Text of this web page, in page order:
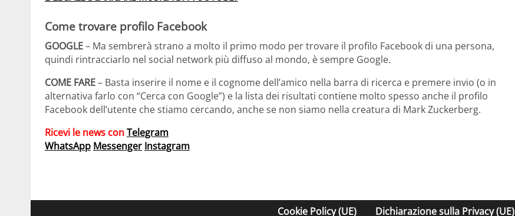
Come trovare profilo Facebook
GOOGLE– Ma sembrerà strano a molto il primo modo per trovare il profilo Facebook di una persona,
quindi rintracciarlo nel social network più diffuso al mondo, è sempre Google.
COME FARE– Basta inserire il nome e il cognome dell’amico nella barra di ricerca e premere invio (o in
alternativa farlo con “Cerca con Google”) e la lista dei risultati contiene molto spesso anche il profilo
Facebook dell’utente che stiamo cercando, anche se non siamo nella creatura di Mark Zuckerberg.
Ricevi le news conTelegram
WhatsApp Messenger Instagram
Cookie Policy (UE) Dichiarazione sulla Privacy (UE)